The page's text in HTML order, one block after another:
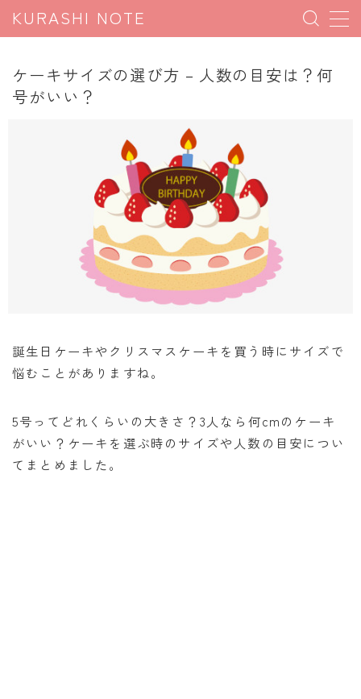
KURASHI NOTE
暮らしの雑学
暮らしの豆知識
暮らしのマナー
子育て豆知識
パソコン豆知識
今日のこよみ
割増計算
消費税計算
食品の計量
ケーキサイズの選び方 – 人数の目安は？何
号がいい？
誕生日ケーキやクリスマスケーキを買う時にサイズで
悩むことがありますね。
5号ってどれくらいの大きさ？3人なら何cmのケーキ
がいい？ケーキを選ぶ時のサイズや人数の目安につい
てまとめました。